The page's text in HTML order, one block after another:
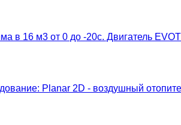
в 16 м3 от 0 до -20с. Двигатель
Planar 2D - воздушный